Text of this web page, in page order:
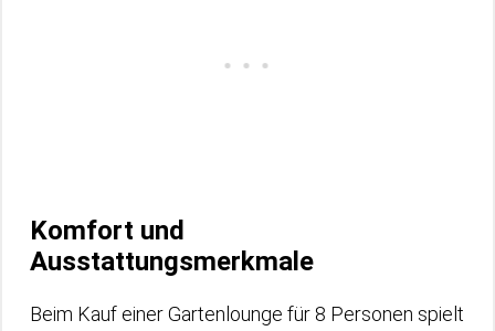
Komfort und
Ausstattungsmerkmale
Beim Kauf einer Gartenlounge für 8 Personen spielt